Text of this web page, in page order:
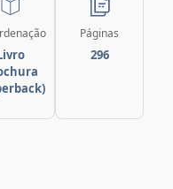
Páginas
296